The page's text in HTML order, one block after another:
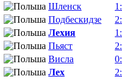
Шленск
Подбескидзе
Лехия
Пьяст
Висла
Лех